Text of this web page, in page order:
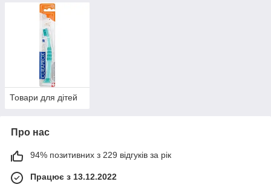
Товари для дітей
Про нас
94% позитивних з 229 відгуків за рік
Працює з 13.12.2022